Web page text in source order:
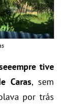
tive
Caras, sem
por trás